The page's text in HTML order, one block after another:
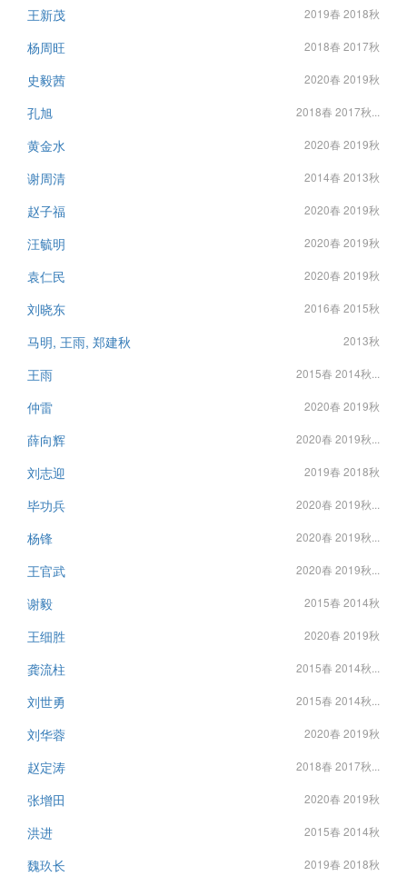
王新茂 2019春 2018秋
杨周旺 2018春 2017秋
史毅茜 2020春 2019秋
孔旭 2018春 2017秋...
黄金水 2020春 2019秋
谢周清 2014春 2013秋
赵子福 2020春 2019秋
汪毓明 2020春 2019秋
袁仁民 2020春 2019秋
刘晓东 2016春 2015秋
马明, 王雨, 郑建秋 2013秋
王雨 2015春 2014秋...
仲雷 2020春 2019秋
薛向辉 2020春 2019秋...
刘志迎 2019春 2018秋
毕功兵 2020春 2019秋...
杨锋 2020春 2019秋...
王官武 2020春 2019秋...
谢毅 2015春 2014秋
王细胜 2020春 2019秋
龚流柱 2015春 2014秋...
刘世勇 2015春 2014秋...
刘华蓉 2020春 2019秋
赵定涛 2018春 2017秋...
张增田 2020春 2019秋
洪进 2015春 2014秋
魏玖长 2019春 2018秋